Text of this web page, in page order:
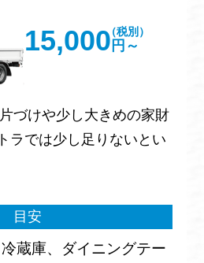
15,000 円～
（税別）
づけや少し大きめの家財
ラでは少し足りないとい
目安
蔵庫、ダイニングテー